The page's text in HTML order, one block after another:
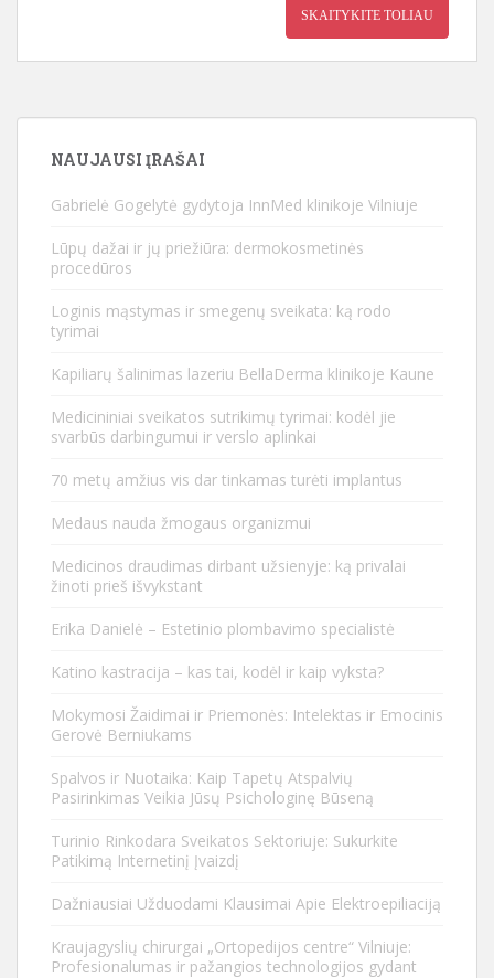
SKAITYKITE TOLIAU
NAUJAUSI ĮRAŠAI
Gabrielė Gogelytė gydytoja InnMed klinikoje Vilniuje
Lūpų dažai ir jų priežiūra: dermokosmetinės
procedūros
Loginis mąstymas ir smegenų sveikata: ką rodo
tyrimai
Kapiliarų šalinimas lazeriu BellaDerma klinikoje Kaune
Medicininiai sveikatos sutrikimų tyrimai: kodėl jie
svarbūs darbingumui ir verslo aplinkai
70 metų amžius vis dar tinkamas turėti implantus
Medaus nauda žmogaus organizmui
Medicinos draudimas dirbant užsienyje: ką privalai
žinoti prieš išvykstant
Erika Danielė – Estetinio plombavimo specialistė
Katino kastracija – kas tai, kodėl ir kaip vyksta?
Mokymosi Žaidimai ir Priemonės: Intelektas ir Emocinis
Gerovė Berniukams
Spalvos ir Nuotaika: Kaip Tapetų Atspalvių
Pasirinkimas Veikia Jūsų Psichologinę Būseną
Turinio Rinkodara Sveikatos Sektoriuje: Sukurkite
Patikimą Internetinį Įvaizdį
Dažniausiai Užduodami Klausimai Apie Elektroepiliaciją
Kraujagyslių chirurgai „Ortopedijos centre“ Vilniuje:
Profesionalumas ir pažangios technologijos gydant